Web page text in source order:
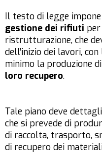
Il testo di legge impone
gestione dei rifiuti
ristrutturazione, che
dell’inizio dei lavori,
minimo la produzione
loro recupero.
Tale piano deve
che si prevede di
di raccolta, trasporto,
di recupero dei